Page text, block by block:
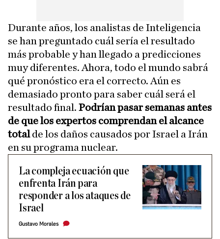
Durante años, los analistas de Inteligencia
se han preguntado cuál sería el resultado
más probable y han llegado a predicciones
muy diferentes. Ahora, todo el mundo sabrá
qué pronóstico era el correcto. Aún es
demasiado pronto para saber cuál será el
resultado final. Podrían pasar semanas antes
de que los expertos comprendan el alcance
totalde los daños causados por Israel a Irán
en su programa nuclear.
La compleja ecuación que
enfrenta Irán para
responder a los ataques de
Israel
Gustavo Morales